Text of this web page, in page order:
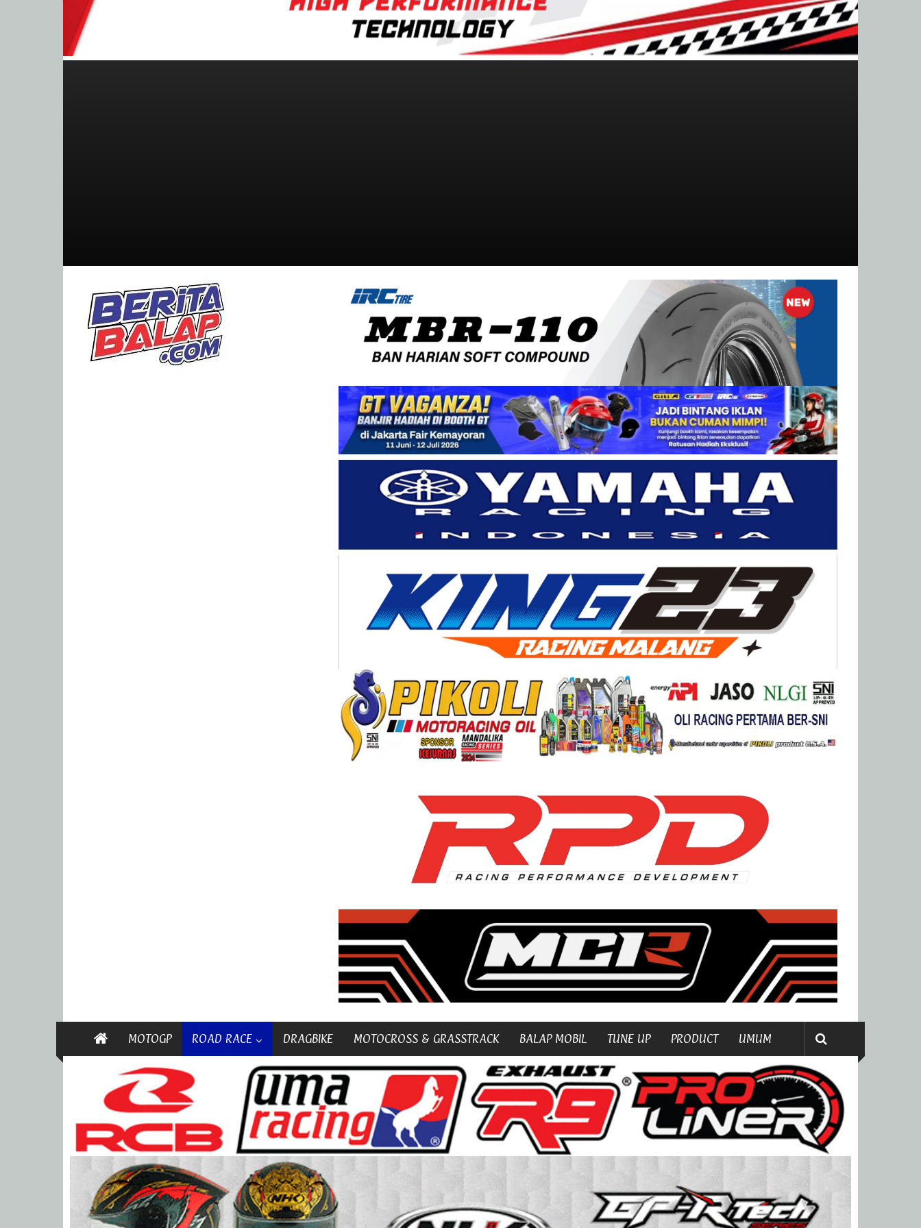
BeritaBalap.com
Portal
Berita
Balap
Paling
MOTOGP ROAD RACE DRAGBIKE MOTOCROSS & GRASSTRACK BALAP MOBIL TUNE UP PRODUCT UMUM